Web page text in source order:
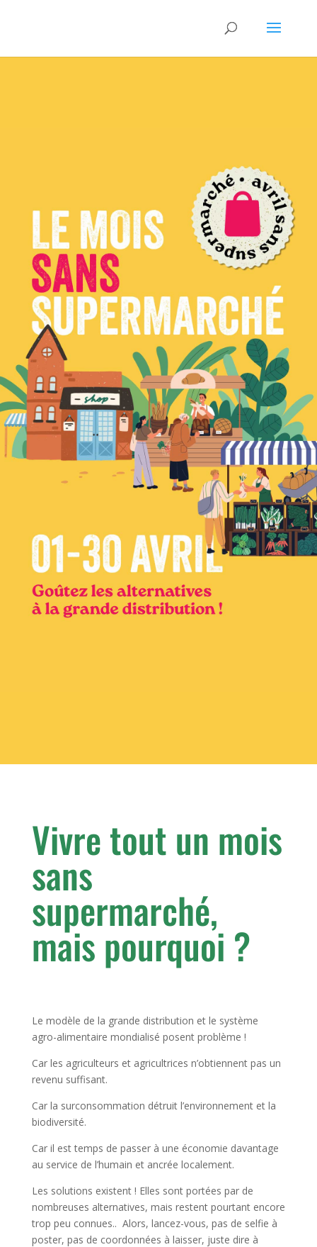
Vivre tout un mois
sans
supermarché,
mais pourquoi ?
Le modèle de la grande distribution et le système
agro-alimentaire mondialisé posent problème !
Car les agriculteurs et agricultrices n’obtiennent pas un
revenu suffisant.
Car la surconsommation détruit l’environnement et la
biodiversité.
Car il est temps de passer à une économie davantage
au service de l’humain et ancrée localement.
Les solutions existent ! Elles sont portées par de
nombreuses alternatives, mais restent pourtant encore
trop peu connues.. Alors, lancez-vous, pas de selfie à
poster, pas de coordonnées à laisser, juste dire à